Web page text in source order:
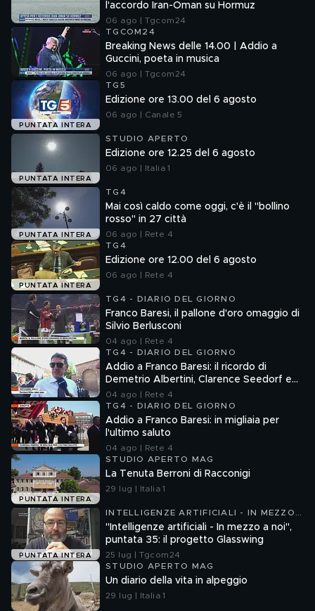
l'accordo Iran-Oman su Hormuz
06 ago | Tgcom24
TGCOM24
Breaking News delle 14.00 | Addio a
Guccini, poeta in musica
06 ago | Tgcom24
PUNTATA INTERA
TG5
Edizione ore 13.00 del 6 agosto
06 ago | Canale 5
PUNTATA INTERA
STUDIO APERTO
Edizione ore 12.25 del 6 agosto
06 ago | Italia 1
PUNTATA INTERA
TG4
Mai così caldo come oggi, c'è il "bollino
rosso" in 27 città
06 ago | Rete 4
PUNTATA INTERA
TG4
Edizione ore 12.00 del 6 agosto
06 ago | Rete 4
TG4 - DIARIO DEL GIORNO
Franco Baresi, il pallone d'oro omaggio di
Silvio Berlusconi
04 ago | Rete 4
TG4 - DIARIO DEL GIORNO
Addio a Franco Baresi: il ricordo di
Demetrio Albertini, Clarence Seedorf e
Giovanni Galli
04 ago | Rete 4
TG4 - DIARIO DEL GIORNO
Addio a Franco Baresi: in migliaia per
l'ultimo saluto
04 ago | Rete 4
PUNTATA INTERA
STUDIO APERTO MAG
La Tenuta Berroni di Racconigi
29 lug | Italia 1
PUNTATA INTERA
INTELLIGENZE ARTIFICIALI - IN MEZZO
A NOI
"Intelligenze artificiali - In mezzo a noi",
puntata 35: il progetto Glasswing
25 lug | Tgcom24
STUDIO APERTO MAG
Un diario della vita in alpeggio
29 lug | Italia 1